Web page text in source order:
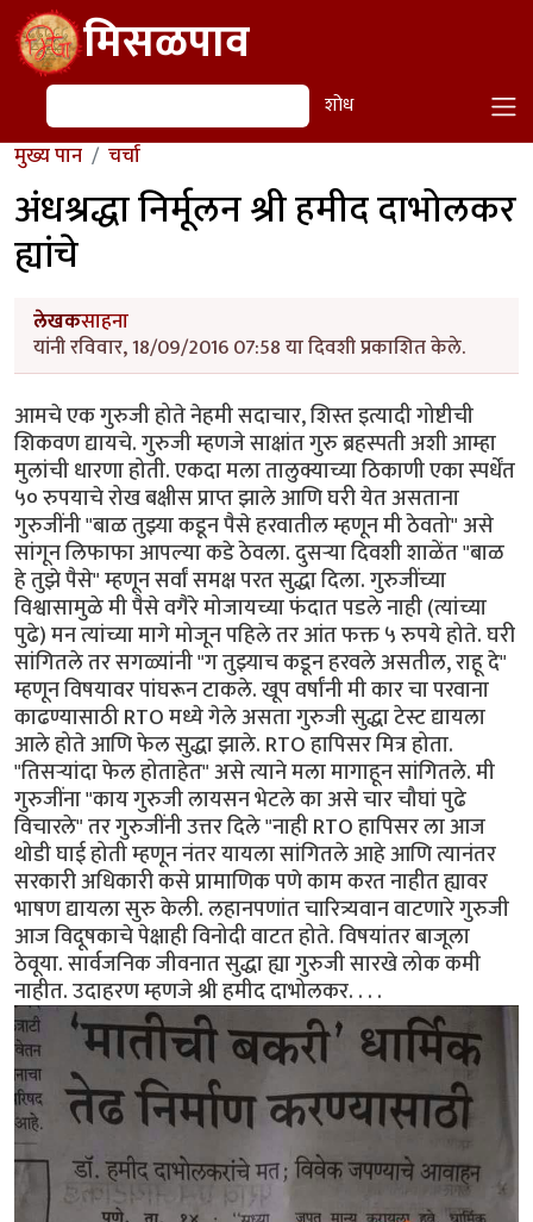
Skip to main contentमिसळपाव
शोध शोध
मुख्य पान चर्चा
अंधश्रद्धा निर्मूलन श्री हमीद दाभोलकर
ह्यांचे
लेखकसाहना
यांनी रविवार, 18/09/2016 07:58 या दिवशी प्रकाशित केले.
आमचे एक गुरुजी होते नेहमी सदाचार, शिस्त इत्यादी गोष्टीची
शिकवण द्यायचे. गुरुजी म्हणजे साक्षांत गुरु ब्रहस्पती अशी आम्हा
मुलांची धारणा होती. एकदा मला तालुक्याच्या ठिकाणी एका स्पर्धेंत
५० रुपयाचे रोख बक्षीस प्राप्त झाले आणि घरी येत असताना
गुरुजींनी "बाळ तुझ्या कडून पैसे हरवातील म्हणून मी ठेवतो" असे
सांगून लिफाफा आपल्या कडे ठेवला. दुसऱ्या दिवशी शाळेंत "बाळ
हे तुझे पैसे" म्हणून सर्वां समक्ष परत सुद्धा दिला. गुरुजींच्या
विश्वासामुळे मी पैसे वगैरे मोजायच्या फंदात पडले नाही (त्यांच्या
पुढे) मन त्यांच्या मागे मोजून पहिले तर आंत फक्त ५ रुपये होते. घरी
सांगितले तर सगळ्यांनी "ग तुझ्याच कडून हरवले असतील, राहू दे"
म्हणून विषयावर पांघरून टाकले. खूप वर्षांनी मी कार चा परवाना
काढण्यासाठी RTO मध्ये गेले असता गुरुजी सुद्धा टेस्ट द्यायला
आले होते आणि फेल सुद्धा झाले. RTO हापिसर मित्र होता.
"तिसऱ्यांदा फेल होताहेत" असे त्याने मला मागाहून सांगितले. मी
गुरुजींना "काय गुरुजी लायसन भेटले का असे चार चौघां पुढे
विचारले" तर गुरुजींनी उत्तर दिले "नाही RTO हापिसर ला आज
थोडी घाई होती म्हणून नंतर यायला सांगितले आहे आणि त्यानंतर
सरकारी अधिकारी कसे प्रामाणिक पणे काम करत नाहीत ह्यावर
भाषण द्यायला सुरु केली. लहानपणांत चारित्र्यवान वाटणारे गुरुजी
आज विदूषकाचे पेक्षाही विनोदी वाटत होते. विषयांतर बाजूला
ठेवूया. सार्वजनिक जीवनात सुद्धा ह्या गुरुजी सारखे लोक कमी
नाहीत. उदाहरण म्हणजे श्री हमीद दाभोलकर. . . .